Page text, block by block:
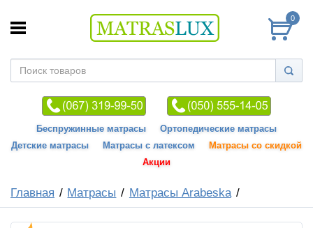
0
Беспружинные матрасы
Ортопедические матрасы
Детские матрасы
Матрасы с латексом
Матрасы со скидкой
Акции
Главная Матрасы Матрасы Arabeska